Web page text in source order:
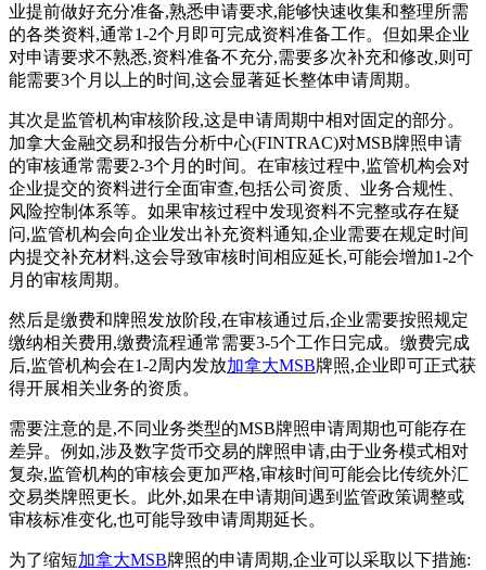
业提前做好充分准备,熟悉申请要求,能够快速收集和整理所需
的各类资料,通常1-2个月即可完成资料准备工作。但如果企业
对申请要求不熟悉,资料准备不充分,需要多次补充和修改,则可
能需要3个月以上的时间,这会显著延长整体申请周期。
其次是监管机构审核阶段,这是申请周期中相对固定的部分。
加拿大金融交易和报告分析中心(FINTRAC)对MSB牌照申请
的审核通常需要2-3个月的时间。在审核过程中,监管机构会对
企业提交的资料进行全面审查,包括公司资质、业务合规性、
风险控制体系等。如果审核过程中发现资料不完整或存在疑
问,监管机构会向企业发出补充资料通知,企业需要在规定时间
内提交补充材料,这会导致审核时间相应延长,可能会增加1-2个
月的审核周期。
然后是缴费和牌照发放阶段,在审核通过后,企业需要按照规定
缴纳相关费用,缴费流程通常需要3-5个工作日完成。缴费完成
后,监管机构会在1-2周内发放加拿大MSB牌照,企业即可正式获
得开展相关业务的资质。
需要注意的是,不同业务类型的MSB牌照申请周期也可能存在
差异。例如,涉及数字货币交易的牌照申请,由于业务模式相对
复杂,监管机构的审核会更加严格,审核时间可能会比传统外汇
交易类牌照更长。此外,如果在申请期间遇到监管政策调整或
审核标准变化,也可能导致申请周期延长。
为了缩短加拿大MSB牌照的申请周期,企业可以采取以下措施: